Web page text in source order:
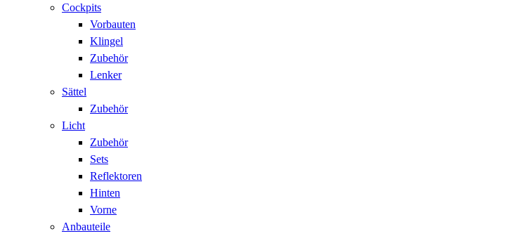
Cockpits
Vorbauten
Klingel
Zubehör
Lenker
Sättel
Zubehör
Licht
Zubehör
Sets
Reflektoren
Hinten
Vorne
Anbauteile